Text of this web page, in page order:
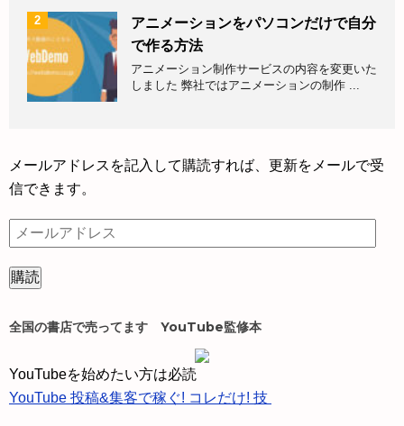
2
アニメーションをパソコンだけで自分
で作る方法
アニメーション制作サービスの内容を変更いた
しました 弊社ではアニメーションの制作 ...
メールアドレスを記入して購読すれば、更新をメールで受
信できます。
メ
ル
ド
ス
全国の書店で売ってます YouTube監修本
YouTubeを始めたい方は必読
YouTube 投稿&集客で稼ぐ! コレだけ! 技